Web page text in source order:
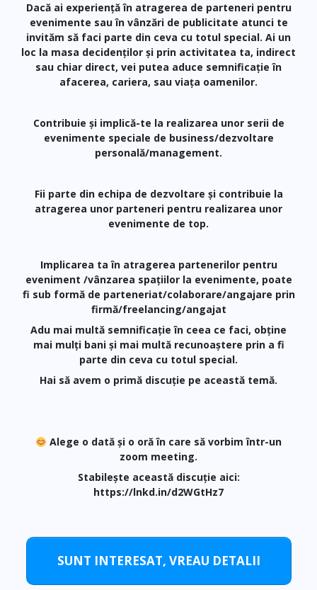
Dacă ai experiență în atragerea de parteneri pentru
evenimente sau în vânzări de publicitate atunci te
invităm să faci parte din ceva cu totul special. Ai un
loc la masa decidenților și prin activitatea ta, indirect
sau chiar direct, vei putea aduce semnificație în
afacerea, cariera, sau viața oamenilor.
Contribuie și implică-te la realizarea unor serii de
evenimente speciale de business/dezvoltare
personală/management.
Fii parte din echipa de dezvoltare și contribuie la
atragerea unor parteneri pentru realizarea unor
evenimente de top.
Implicarea ta în atragerea partenerilor pentru
eveniment /vânzarea spațiilor la evenimente, poate
fi sub formă de parteneriat/colaborare/angajare prin
firmă/freelancing/angajat
Adu mai multă semnificație în ceea ce faci, obține
mai mulți bani și mai multă recunoaștere prin a fi
parte din ceva cu totul special.
Hai să avem o primă discuție pe această temă.
Alege o dată și o oră în care să vorbim într-un
zoom meeting.
Stabilește această discuție aici:
https://lnkd.in/d2WGtHz7
SUNT INTERESAT, VREAU DETALII